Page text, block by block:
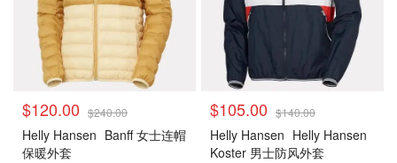
$120.00 $240.00
Helly Hansen Banff 女士连帽
保暖外套
$105.00 $140.00
Helly Hansen Helly Hansen
Koster 男士防风外套